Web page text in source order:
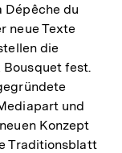
Dépêche du
neue Texte
die
Bousquet fest.
und
Konzept
Traditionsblatt